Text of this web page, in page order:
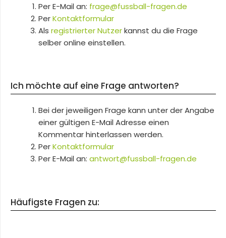
Per E-Mail an: frage@fussball-fragen.de
PerKontaktformular
Als registrierter Nutzerkannst du die Frage
selber online einstellen.
Ich möchte auf eine Frage antworten?
Bei der jeweiligen Frage kann unter der Angabe
einer gültigen E-Mail Adresse einen
Kommentar hinterlassen werden.
PerKontaktformular
Per E-Mail an: antwort@fussball-fragen.de
Häufigste Fragen zu: